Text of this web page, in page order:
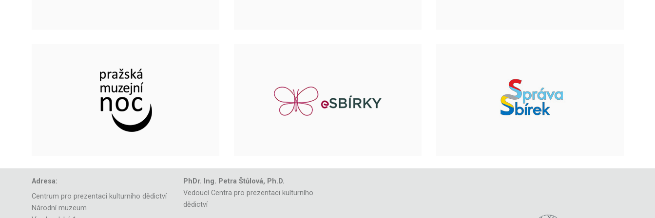
Adresa:
Centrum pro prezentaci kulturního dědictví
Národní muzeum
PhDr. Ing. Petra Štůlová, Ph.D.
Vedoucí Centra pro prezentaci kulturního
dědictví